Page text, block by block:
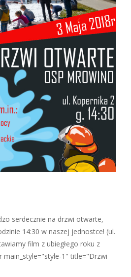
serdecznie na drzwi otwarte,
14:30 w naszej jednostce! (ul.
film z ubiegłego roku z
main_style="style-1" title="Drzwi